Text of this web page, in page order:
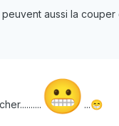
peuvent aussi la couper
😬 ...😁